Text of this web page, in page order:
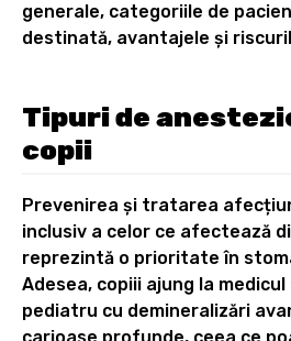
generale, categoriile de
destinată, avantajele și
Tipuri de
copii
Prevenirea și tratarea
inclusiv a celor ce afectează
reprezintă o prioritate în
Adesea, copiii ajung la
pediatru cu demineralizări